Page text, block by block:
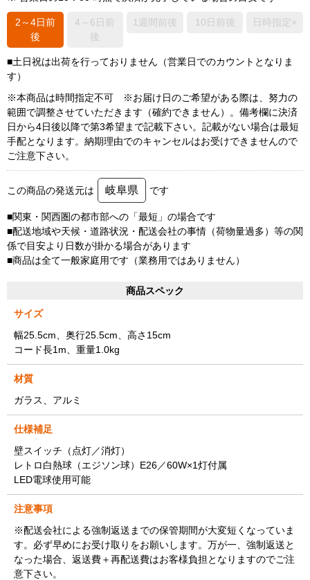
2～4日前
後
4～6日前
後
1週間前後 10日前後 日時指定×
■土日祝は出荷を行っておりません（営業日でのカウントとなりま
す）
※本商品は時間指定不可 ※お届け日のご希望がある際は、努力の
範囲で調整させていただきます（確約できません）。備考欄に決済
日から4日後以降で第3希望まで記載下さい。記載がない場合は最短
手配となります。納期理由でのキャンセルはお受けできませんので
ご注意下さい。
この商品の発送元は 岐阜県 です
■関東・関西圏の都市部への「最短」の場合です
■配送地域や天候・道路状況・配送会社の事情（荷物量過多）等の関
係で目安より日数が掛かる場合があります
■商品は全て一般家庭用です（業務用ではありません）
商品スペック
サイズ
幅25.5cm、奥行25.5cm、高さ15cm
コード長1m、重量1.0kg
材質
ガラス、アルミ
仕様補足
壁スイッチ（点灯／消灯）
レトロ白熱球（エジソン球）E26／60W×1灯付属
LED電球使用可能
注意事項
※配送会社による強制返送までの保管期間が大変短くなっていま
す。必ず早めにお受け取りをお願いします。万が一、強制返送と
なった場合、返送費＋再配送費はお客様負担となりますのでご注
意下さい。